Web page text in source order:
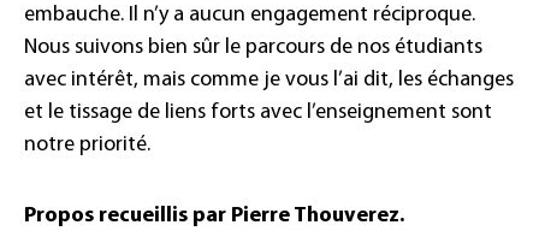
embauche. Il n’y a aucun engagement réciproque.
Nous suivons bien sûr le parcours de nos étudiants
avec intérêt, mais comme je vous l’ai dit, les échanges
et le tissage de liens forts avec l’enseignement sont
notre priorité.
Propos recueillis par Pierre Thouverez.